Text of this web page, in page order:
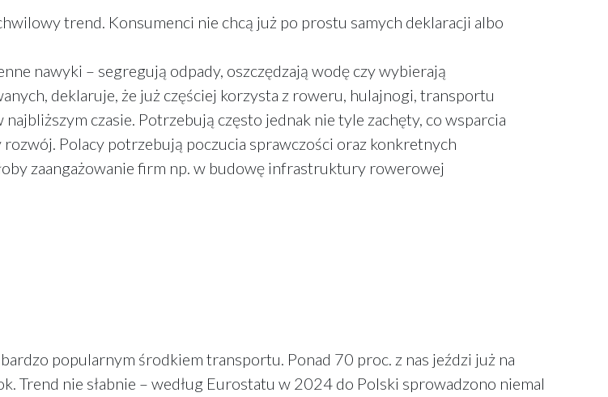
trend. Konsumenci nie chcą już po prostu samych deklaracji albo
nawyki – segregują odpady, oszczędzają wodę czy wybierają
deklaruje, że już częściej korzysta z roweru, hulajnogi, transportu
czasie. Potrzebują często jednak nie tyle zachęty, co wsparcia
Polacy potrzebują poczucia sprawczości oraz konkretnych
zaangażowanie firm np. w budowę infrastruktury rowerowej
popularnym środkiem transportu. Ponad 70 proc. z nas jeździ już na
Trend nie słabnie – według Eurostatu w 2024 do Polski sprowadzono niemal